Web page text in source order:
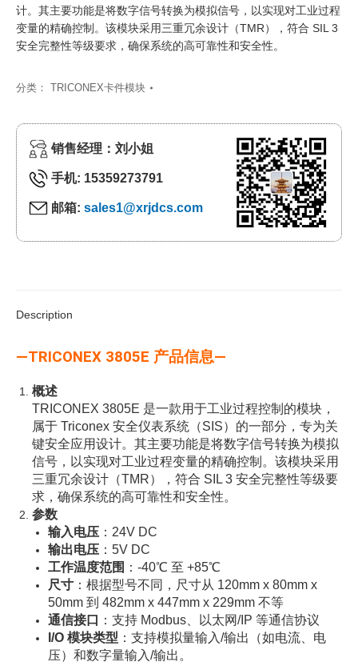
计。其主要功能是将数字信号转换为模拟信号，以实现对工业过程
变量的精确控制。该模块采用三重冗余设计（TMR），符合 SIL 3
安全完整性等级要求，确保系统的高可靠性和安全性。
分类： TRICONEX卡件模块
销售经理：刘小姐
手机: 15359273791
邮箱: sales1@xrjdcs.com
Description
—TRICONEX 3805E 产品信息—
概述
TRICONEX 3805E 是一款用于工业过程控制的模块，
属于 Triconex 安全仪表系统（SIS）的一部分，专为关
键安全应用设计。其主要功能是将数字信号转换为模拟
信号，以实现对工业过程变量的精确控制。该模块采用
三重冗余设计（TMR），符合 SIL 3 安全完整性等级要
求，确保系统的高可靠性和安全性。
参数
输入电压 ：24V DC
输出电压 ：5V DC
工作温度范围 ：-40℃ 至 +85℃
尺寸 ：根据型号不同，尺寸从 120mm x 80mm x
50mm 到 482mm x 447mm x 229mm 不等
通信接口
：支持 Modbus、以太网/IP 等通信协议
I/O 模块类型 ：支持模拟量输入/输出（如电流、电
压）和数字量输入/输出。